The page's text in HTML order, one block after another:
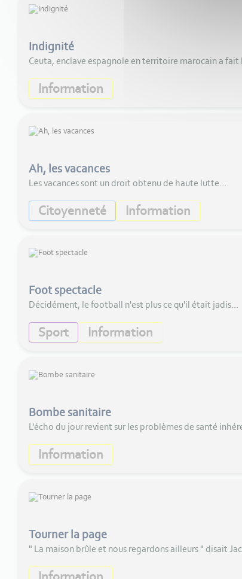
Indignité
Ceuta, enclave espagnole en territoire marocain a
Information
Ah, les vacances
Les vacances sont un droit obtenu de haute lutte...
Citoyenneté Information
Foot spectacle
Décidément, le football n'est plus ce qu'il était jadis...
Sport Information
Bombe sanitaire
L'écho du jour revient sur les problèmes de santé
Information
Tourner la page
" La maison brûle et nous regardons ailleurs " disait